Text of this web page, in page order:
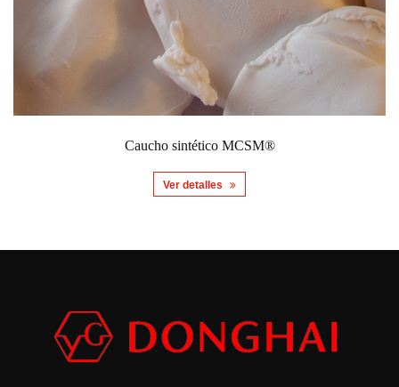
Caucho sintético MCSM®
Ver detalles